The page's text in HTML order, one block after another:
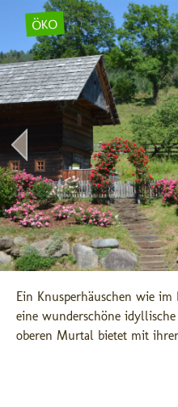
ÖKO
Ein Knusperhäuschen wie
eine wunderschöne
oberen Murtal bietet mit